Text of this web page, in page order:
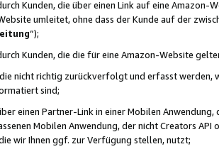
Kunden, die über einen Link auf eine
umleitet, ohne dass der Kunde auf der
“);
Kunden, die die für eine Amazon-Website
nicht richtig zurückverfolgt und erfasst werden,
sind;
einen Partner-Link in einer Mobilen
Mobilen Anwendung, der nicht Creators
wir Ihnen ggf. zur Verfügung stellen, nutzt;